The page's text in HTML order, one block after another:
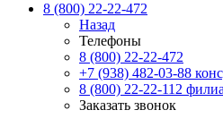
8 (800) 22-22-472
Назад
Телефоны
8 (800) 22-22-472
+7 (938) 482-03-88
8 (800) 22-22-112
Заказать звонок